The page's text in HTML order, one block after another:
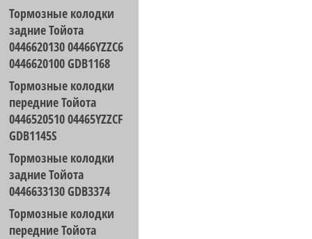
Тормозные колодки
задние Тойота
0446620130 04466YZZC6
0446620100 GDB1168
Тормозные колодки
передние Тойота
0446520510 04465YZZCF
GDB1145S
Тормозные колодки
задние Тойота
0446633130 GDB3374
Тормозные колодки
передние Тойота